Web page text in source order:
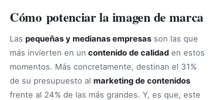
Cómo potenciar la imagen de marca
Las pequeñas y medianas empresas son las que
más invierten en un contenido de calidad en estos
momentos. Más concretamente, destinan el 31%
de su presupuesto al marketing de contenidos
frente al 24% de las más grandes. Y, es que, este